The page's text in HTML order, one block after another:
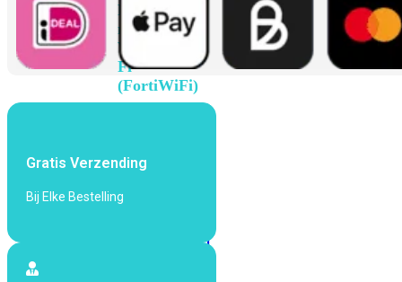
FortiGate
met
Wi-
Fi
(FortiWiFi)
31G
50G
FortiWiFi
Gratis Verzending
Bij Elke Bestelling